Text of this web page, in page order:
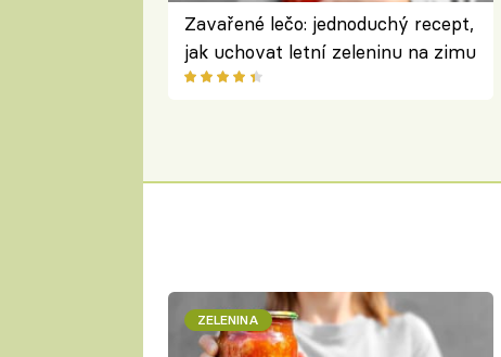
Zavařené lečo: jednoduchý recept,
jak uchovat letní zeleninu na zimu
ZELENINA